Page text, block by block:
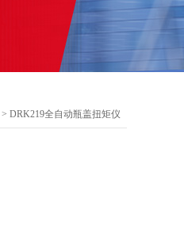
> DRK219全自动瓶盖扭矩仪